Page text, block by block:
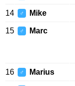
14 ♂ Mike
15 ♂ Marc
16 ♂ Marius